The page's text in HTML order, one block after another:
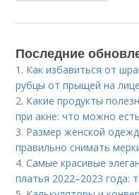
Последние
1. Как избавиться от
рубцы от прыщей на
2. Какие продукты
при акне: что можно
3. Размер женской
правильно снимать
4.Самые красивые
платья 2022–2023 года: